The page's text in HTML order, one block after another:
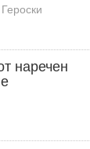
наречен